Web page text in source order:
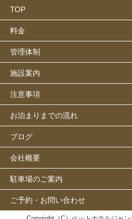
TOP
料金
管理体制
施設案内
注意事項
お泊まりまでの流れ
ブログ
会社概要
駐車場のご案内
ご予約・お問い合わせ